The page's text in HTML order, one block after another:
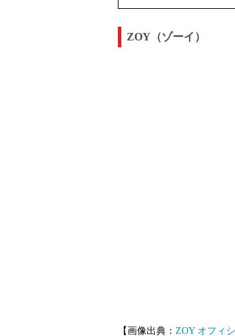
ZOY（ゾーイ）
【画像出典： ZOY オフィ